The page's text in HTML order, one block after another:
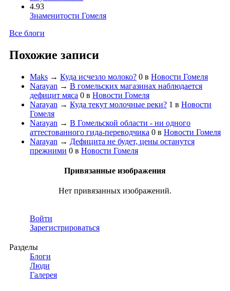
4.93
Знаменитости Гомеля
Все блоги
Похожие записи
Maks → Куда исчезло молоко? 0 в Новости Гомеля
Narayan → В гомельских магазинах наблюдается
дефицит мяса 0 в Новости Гомеля
Narayan → Куда текут молочные реки? 1 в Новости
Гомеля
Narayan → В Гомельской области - ни одного
аттестованного гида-переводчика 0 в Новости Гомеля
Narayan → Дефицита не будет, цены останутся
прежними 0 в Новости Гомеля
Привязанные изображения
Нет привязанных изображений.
Войти
Зарегистрироваться
Разделы
Блоги
Люди
Галерея